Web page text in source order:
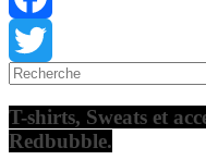
Facebook
Twitter
T-shirts, Sweats et
Redbubble.